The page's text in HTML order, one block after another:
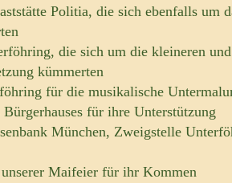
Politia, die sich ebenfalls um
die sich um die kleineren
kümmerten
für die musikalische
für ihre Unterstützung
München, Zweigstelle
Maifeier für ihr Kommen